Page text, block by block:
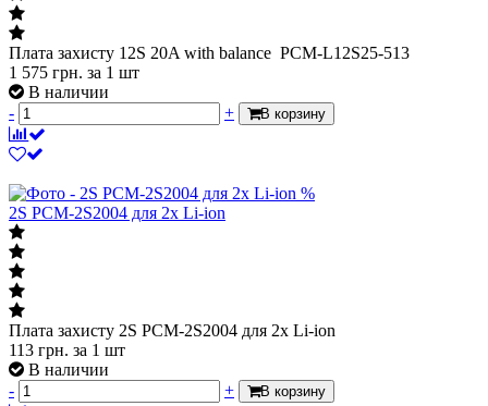
1 575
-
+ В корзину
2S PCM-2S2004 для 2х Li-ion
Плата захисту 2S PCM-2S2004 для 2х Li-ion
113
-
+ В корзину